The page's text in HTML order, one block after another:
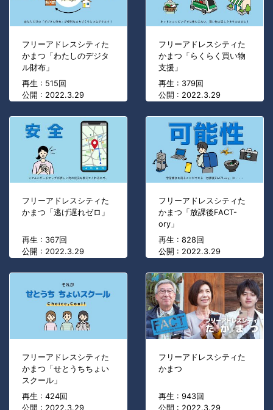
フリーアドレスシティた
かまつ「わたしのデジタ
ル財布」
再生 : 515回
公開 : 2022.3.29
フリーアドレスシティた
かまつ「らくらく買い物
支援」
再生 : 379回
公開 : 2022.3.29
フリーアドレスシティた
かまつ「逃げ遅れゼロ」
再生 : 367回
公開 : 2022.3.29
フリーアドレスシティた
かまつ「放課後FACT-
ory」
再生 : 828回
公開 : 2022.3.29
フリーアドレスシティた
かまつ「せとうちちょい
スクール」
再生 : 424回
公開 : 2022.3.29
フリーアドレスシティた
かまつ
再生 : 943回
公開 : 2022.3.29